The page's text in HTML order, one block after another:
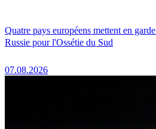
Quatre pays européens mettent en
Russie pour l'Ossétie du Sud
07.08.2026